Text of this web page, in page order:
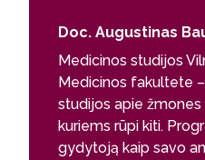
Doc. Augustinas
Medicinos studijos
Medicinos fakultete
studijos apie žmones
kuriems rūpi kiti.
gydytoją kaip savo